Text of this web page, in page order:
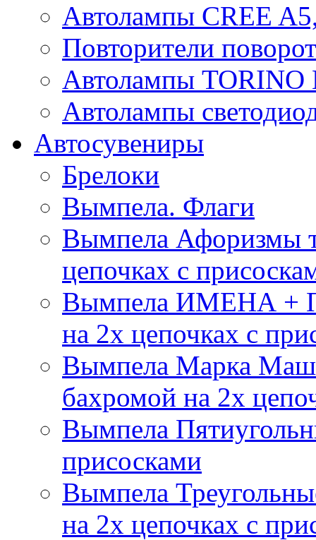
Автолампы CREE
Повторители
Автолампы
Автолампы
Автосувениры
Брелоки
Вымпела. Флаги
Вымпела Афоризмы
цепочках с
Вымпела ИМЕНА +
на 2х цепочках с
Вымпела Марка
бахромой на 2х
Вымпела
присосками
Вымпела
на 2х цепочках с